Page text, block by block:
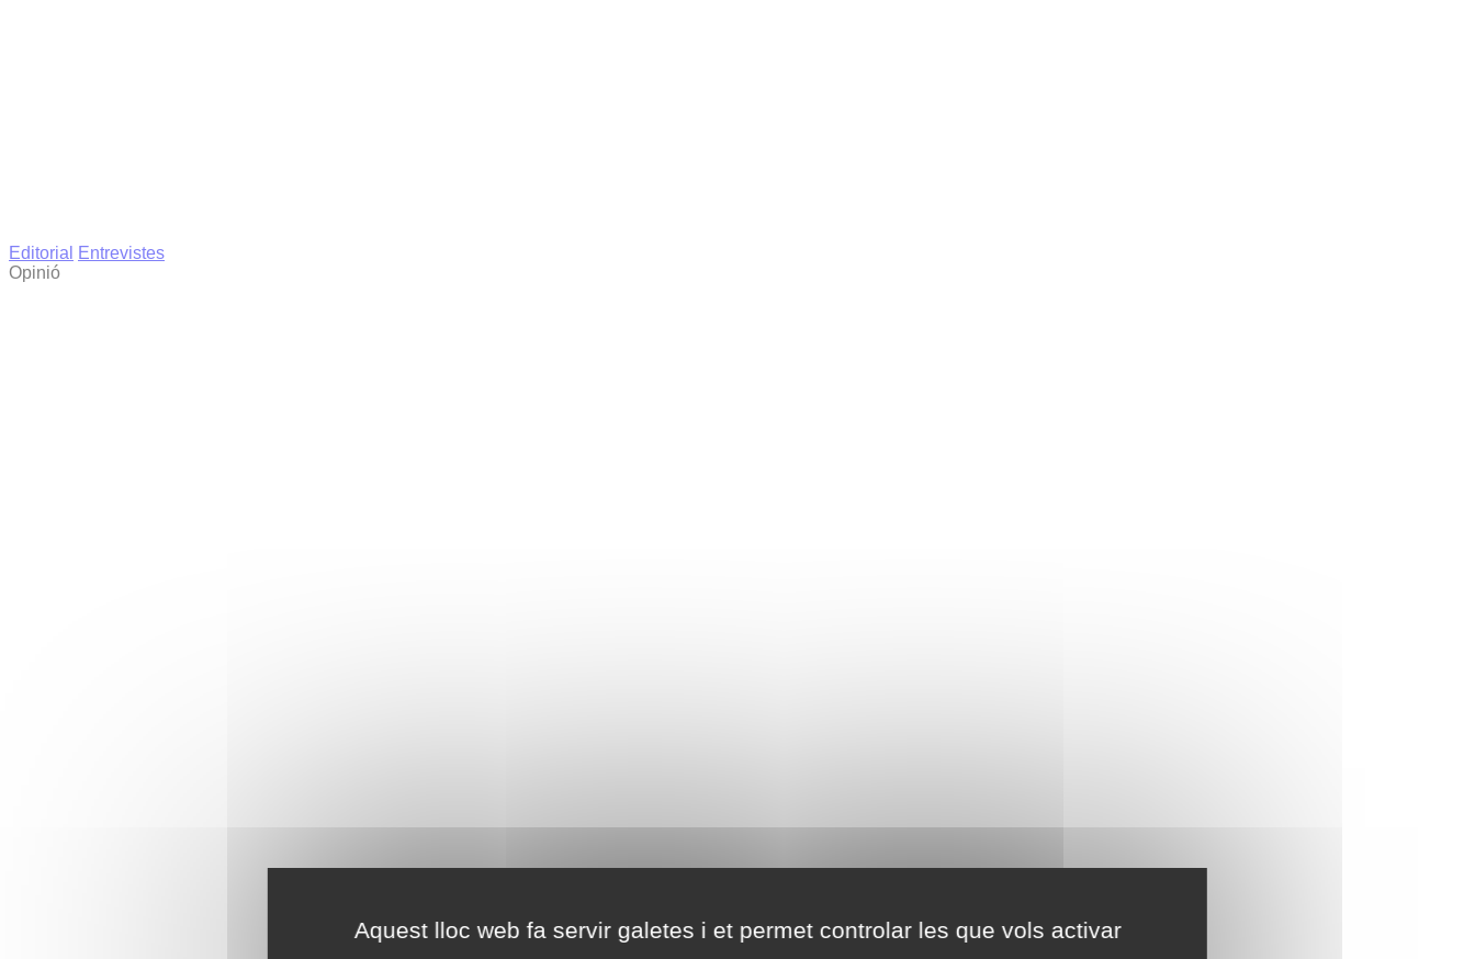
Aquest lloc web fa servir galetes i et permet controlar les que vols activar
Editorial
Entrevistes
Opinió